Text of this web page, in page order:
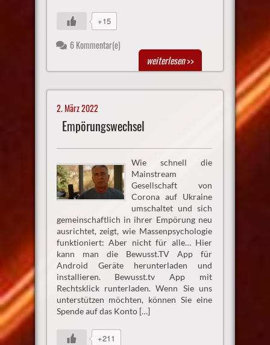
+15
6 Kommentar(e)
weiterlesen>>
2. März 2022
Empörungswechsel
Wie schnell die
Mainstream
Gesellschaft von
Corona auf Ukraine
umschaltet und sich
gemeinschaftlich in ihrer Empörung neu
ausrichtet, zeigt, wie Massenpsychologie
funktioniert: Aber nicht für alle… Hier
kann man die Bewusst.TV App für
Android Geräte herunterladen und
installieren. Bewusst.tv App mit
Rechtsklick runterladen. Wenn Sie uns
unterstützen möchten, können Sie eine
Spende auf das Konto […]
+211